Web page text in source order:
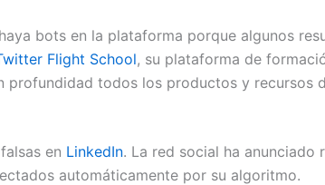
bots en la plataforma porque algunos
Flight School, su plataforma de
profundidad todos los productos y recursos
en LinkedIn. La red social ha anunciado
automáticamente por su algoritmo.